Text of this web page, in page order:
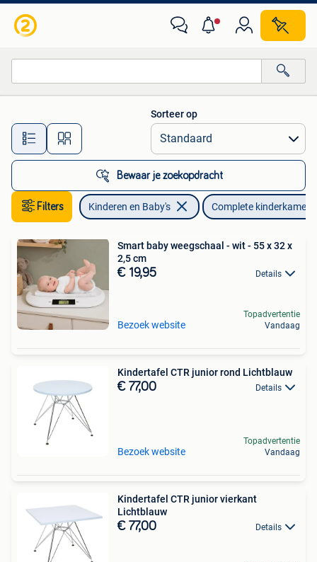
Alle afstanden…
Sorteer op
Bewaar je zoekopdracht
Filters Kinderen en Baby's Complete kinderkamers
Smart baby weegschaal - wit - 55 x 32 x
2,5 cm
€ 19,95 Details
Bezoek website
Topadvertentie
Vandaag
Kindertafel CTR junior rond Lichtblauw
€ 77,00 Details
Bezoek website
Topadvertentie
Vandaag
Kindertafel CTR junior vierkant
Lichtblauw
€ 77,00 Details